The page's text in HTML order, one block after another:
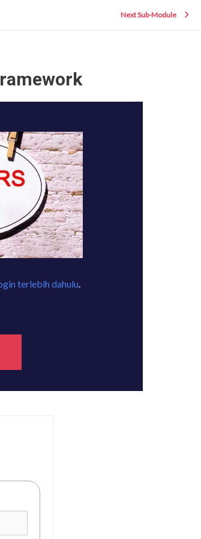
Next Sub-Module
terlebih dahulu.